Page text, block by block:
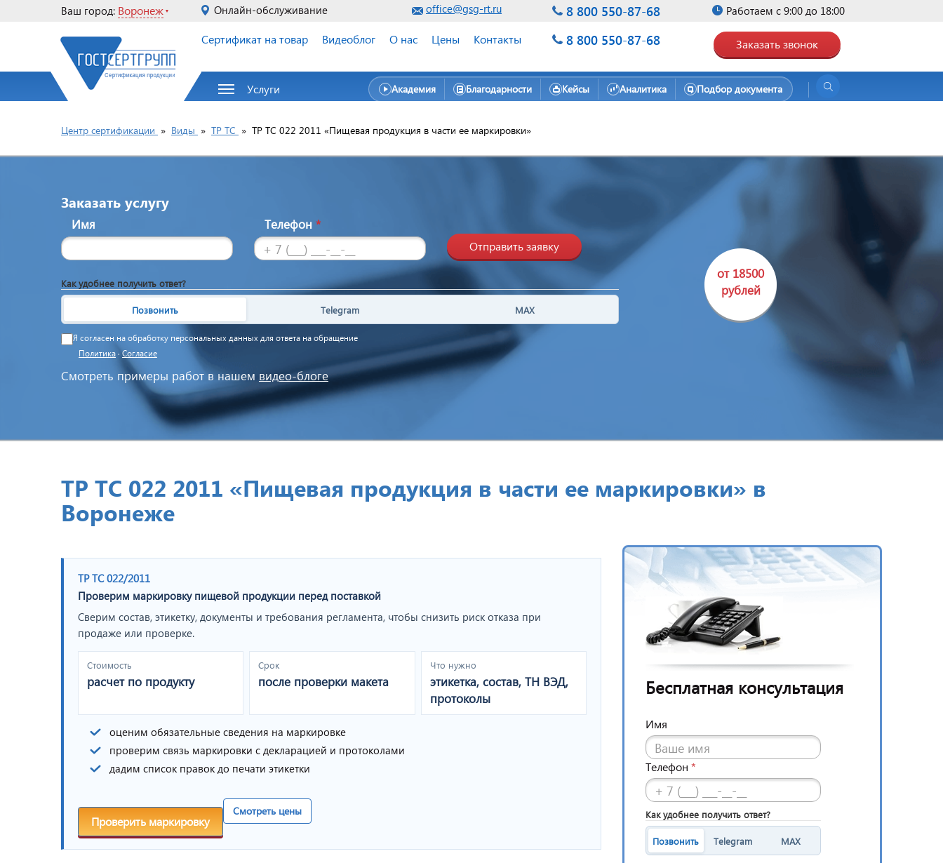
Ваш город: Воронеж Онлайн-обслуживание office@gsg-rt.ru 8 800 550-87-68 Работаем с 9:00 до 18:00
Сертификат на товар Видеоблог О нас Цены Контакты 8 800 550-87-68 Заказать звонок
Услуги Академия Благодарности Кейсы Аналитика Подбор документа
Центр сертификации » Виды » ТР ТС » ТР ТС 022 2011 «Пищевая продукция в части ее маркировки»
Заказать услугу
Имя Телефон *
Отправить заявку
Как удобнее получить ответ?
Позвонить Telegram MAX
Я согласен на обработку персональных данных для ответа на обращение
Политика ·Согласие
Смотреть примеры работ в нашем видео-блоге
от 18500
рублей
ТР ТС 022 2011 «Пищевая продукция в части ее маркировки» в
Воронеже
ТР ТС 022/2011
Проверим маркировку пищевой продукции перед поставкой
Сверим состав, этикетку, документы и требования регламента, чтобы снизить риск отказа при
продаже или проверке.
Стоимость
расчет по продукту
Срок
после проверки макета
Что нужно
этикетка, состав, ТН ВЭД,
протоколы
оценим обязательные сведения на маркировке
проверим связь маркировки с декларацией и протоколами
дадим список правок до печати этикетки
Проверить маркировку
Смотреть цены
Бесплатная консультация
Имя
Телефон *
Как удобнее получить ответ?
Позвонить Telegram MAX